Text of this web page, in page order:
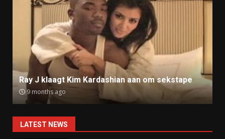
Ray J klaagt Kim Kardashian aan om sekstape
9 months ago
LATEST NEWS